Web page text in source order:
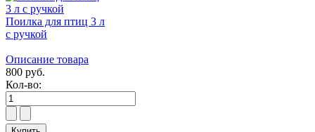
Поилка для птиц 3 л
с ручкой
Описание товара
800 руб.
Кол-во: